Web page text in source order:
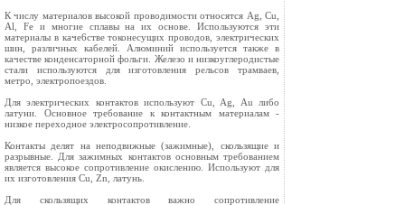
К числу материалов высокой проводимости относятся Ag, Cu,
Al, Fe и многие сплавы на их основе. Используются эти
материалы в каче6стве токонесущих проводов, электрических
шин, различных кабелей. Алюминий используется также в
качестве конденсаторной фольги. Железо и низкоуглеродистые
стали используются для изготовления рельсов трамваев,
метро, электропоездов.
Для электрических контактов используют Cu, Ag, Au либо
латуни. Основное требование к контактным материалам -
низкое переходное электросопротивление.
Контакты делят на неподвижные (зажимные), скользящие и
разрывные. Для зажимных контактов основным требованием
является высокое сопротивление окислению. Используют для
их изготовления Cu, Zn, латунь.
Для скользящих контактов важно сопротивление